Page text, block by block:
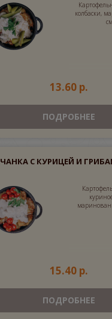
колбаски,
13.60 р.
ПОДРОБНЕЕ
С КУРИЦЕЙ И
15.40 р.
ПОДРОБНЕЕ